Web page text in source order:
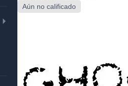
Aún no calificado